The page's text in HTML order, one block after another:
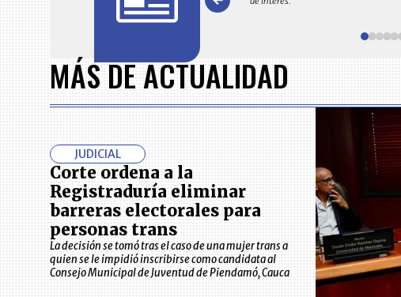
of
7
MÁS DE ACTUALIDAD
JUDICIAL
Corte ordena a la
Registraduría eliminar
barreras electorales para
personas trans
La decisión se tomó tras el caso de una mujer trans a
quien se le impidió inscribirse como candidata al
Consejo Municipal de Juventud de Piendamó, Cauca